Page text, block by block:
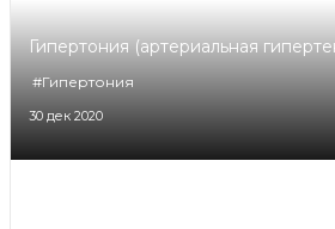
Гипертония (артериальная
#Гипертония
30 дек 2020